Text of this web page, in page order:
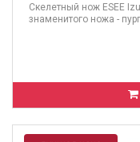
Скелетный нож ESEE
знаменитого ножа -